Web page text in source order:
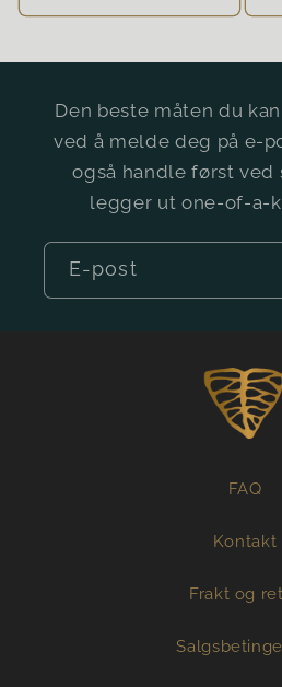
Den beste måten du
ved å melde deg på e-
også handle først ved
legger ut one-of-a-
E-post
FAQ
Kontakt
Frakt og